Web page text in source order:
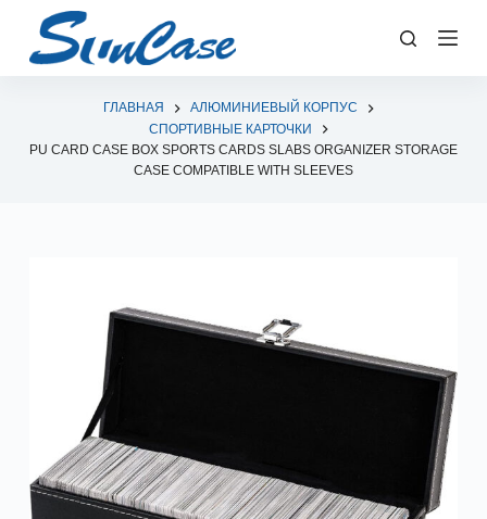
е
ГЛАВНАЯ
АЛЮМИНИЕВЫЙ КОРПУС
СПОРТИВНЫЕ КАРТОЧКИ
PU CARD CASE BOX SPORTS CARDS SLABS ORGANIZER STORAGE
CASE COMPATIBLE WITH SLEEVES